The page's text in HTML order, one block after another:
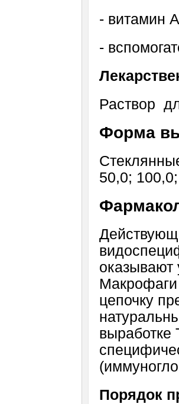
- витамин
-
Раствор
Форма
50,0;
оказывают
цепочку
выработке
Порядок